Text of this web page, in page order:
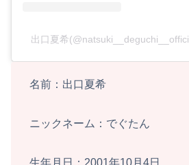
出口夏希
名前：出口夏希
ニックネーム：でぐたん
生年月日：2001年10月4日